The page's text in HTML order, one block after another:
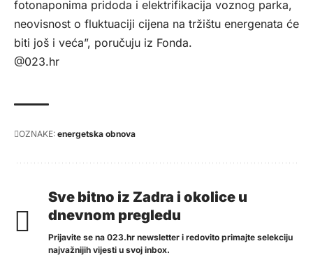
fotonaponima pridoda i elektrifikacija voznog parka,
neovisnost o fluktuaciji cijena na tržištu energenata će
biti još i veća”, poručuju iz Fonda.
@023.hr
OZNAKE: energetska obnova
Sve bitno iz Zadra i okolice u
dnevnom pregledu
Prijavite se na 023.hr newsletter i redovito primajte selekciju
najvažnijih vijesti u svoj inbox.